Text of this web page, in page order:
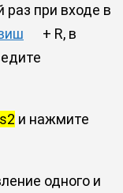
при входе в
+ R, в
и нажмите
одного и